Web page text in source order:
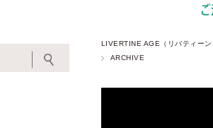
LIVERTINE AGE（リバティーン
ARCHIVE